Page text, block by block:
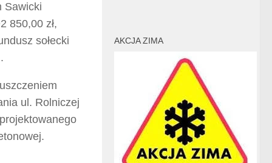
Sawicki
850,00 zł,
sołecki
ul. Rolniczej
AKCJA ZIMA